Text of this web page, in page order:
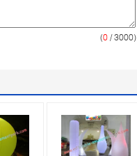
(0 / 3000)